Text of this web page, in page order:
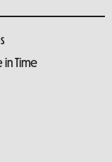
Time